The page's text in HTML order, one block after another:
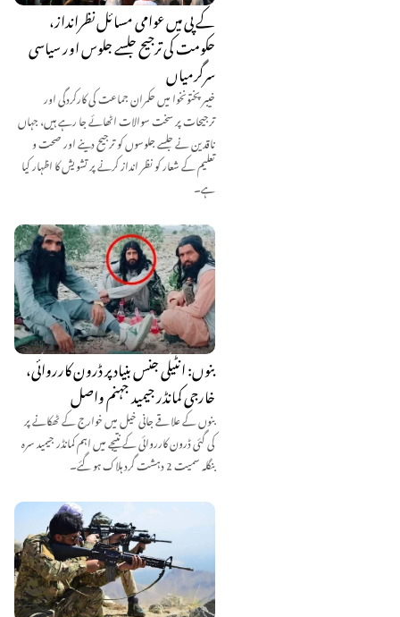
کے پی میں عوامی مسائل نظرانداز،
حکومت کی ترجیح جلسے جلوس اور سیاسی
سرگرمیاں
خیبر پختونخوا میں حکمران جماعت کی کارکردگی اور
ترجیحات پر سخت سوالات اٹھائے جا رہے ہیں، جہاں
ناقدین نے جلسے جلوسوں کو ترجیح دینے اور صحت و
تعلیم کے شعار کو نظر انداز کرنے پر تشویش کا اظہار کیا
ہے۔
بنوں: انٹیلی جنس بنیاد پر ڈرون کارروائی،
خارجی کمانڈر جیمید جہنم واصل
بنوں کے علاقے جانی خیل میں خوارج کے ٹھکانے پر
کی گئی ڈرون کارروائی کے نتیجے میں اہم کمانڈر جیمید سرہ
بنگلہ سمیت 2 دہشت گرد ہلاک ہو گئے۔